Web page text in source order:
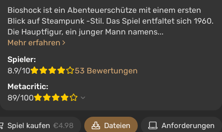
Bioshock ist ein Abenteuerschütze mit einem ersten
Blick auf Steampunk -Stil. Das Spiel entfaltet sich 1960.
Die Hauptfigur, ein junger Mann namens...
Mehr erfahren
Spieler:
8.9/10
53 Bewertungen
Metacritic:
89/100
Spiel kaufen €4.98 Dateien Anforderungen